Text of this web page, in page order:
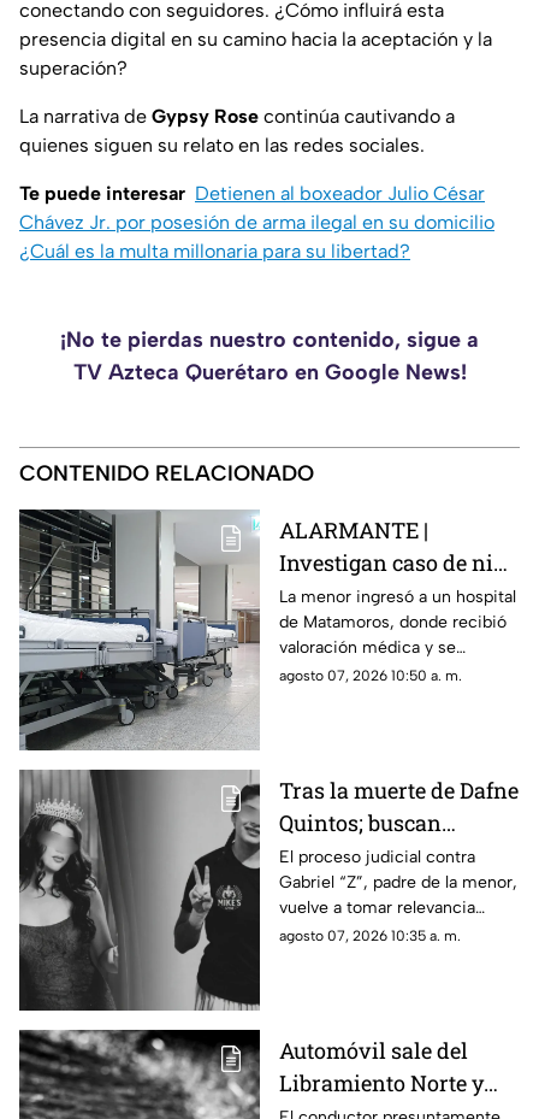
conectando con seguidores. ¿Cómo influirá esta
presencia digital en su camino hacia la aceptación y la
superación?
La narrativa de Gypsy Rose continúa cautivando a
quienes siguen su relato en las redes sociales.
Te puede interesar Detienen al boxeador Julio César
Chávez Jr. por posesión de arma ilegal en su domicilio
¿Cuál es la multa millonaria para su libertad?
¡No te pierdas nuestro contenido, sigue a
TV Azteca Querétaro en Google News!
CONTENIDO RELACIONADO
ALARMANTE |
Investigan caso de niña
de 11 años con 5 meses
de embarazo; aquí
ocurrió
La menor ingresó a un hospital
de Matamoros, donde recibió
valoración médica y se
activaron medidas para
agosto 07, 2026 10:50 a. m.
Tras la muerte de Dafne
Quintos; buscan
justicia por presunto
4buso a su integridad
íntima
El proceso judicial contra
Gabriel “Z”, padre de la menor,
vuelve a tomar relevancia
semanas después de la muerte
agosto 07, 2026 10:35 a. m.
Automóvil sale del
Libramiento Norte y